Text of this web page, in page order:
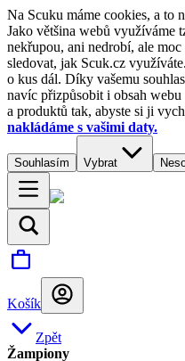
Na Scuku máme cookies, a to
Jako většina webů využíváme
nekřupou, ani nedrobí, ale
sledovat, jak Scuk.cz
o kus dál. Díky vašemu
navíc přizpůsobit i obsah
a produktů tak, abyste si ji
nakládáme s vašimi daty.
Souhlasím Vybrat
Košík
Zpět
Žampiony